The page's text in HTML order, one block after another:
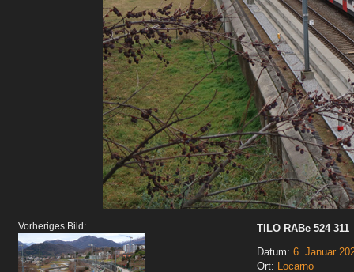
Vorheriges Bild:
TILO RABe 524 311
Datum: 6. Januar
Ort: Locarno